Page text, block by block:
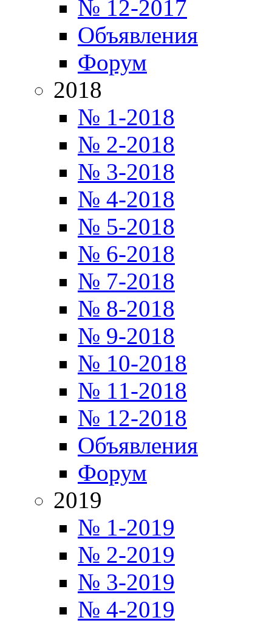
№ 12-2017
Объявления
Форум
2018
№ 1-2018
№ 2-2018
№ 3-2018
№ 4-2018
№ 5-2018
№ 6-2018
№ 7-2018
№ 8-2018
№ 9-2018
№ 10-2018
№ 11-2018
№ 12-2018
Объявления
Форум
2019
№ 1-2019
№ 2-2019
№ 3-2019
№ 4-2019